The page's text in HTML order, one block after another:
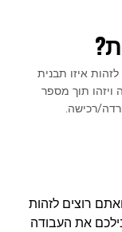
איזו תבנית
ויזהו תוך מספר
רכישה.
רוצים לזהות
יעשו בשבילכם את העבודה